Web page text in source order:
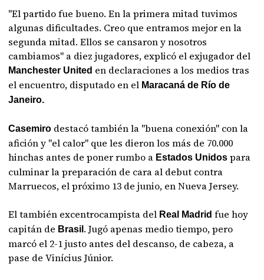
"El partido fue bueno. En la primera mitad tuvimos
algunas dificultades. Creo que entramos mejor en la
segunda mitad. Ellos se cansaron y nosotros
cambiamos" a diez jugadores, explicó el exjugador del
Manchester United en declaraciones a los medios tras
el encuentro, disputado en el Maracaná de Río de
Janeiro.
Casemiro destacó también la "buena conexión" con la
afición y "el calor" que les dieron los más de 70.000
hinchas antes de poner rumbo a Estados Unidos para
culminar la preparación de cara al debut contra
Marruecos, el próximo 13 de junio, en Nueva Jersey.
El también excentrocampista del Real Madrid fue hoy
capitán de Brasil . Jugó apenas medio tiempo, pero
marcó el 2-1 justo antes del descanso, de cabeza, a
pase de Vinícius Júnior.